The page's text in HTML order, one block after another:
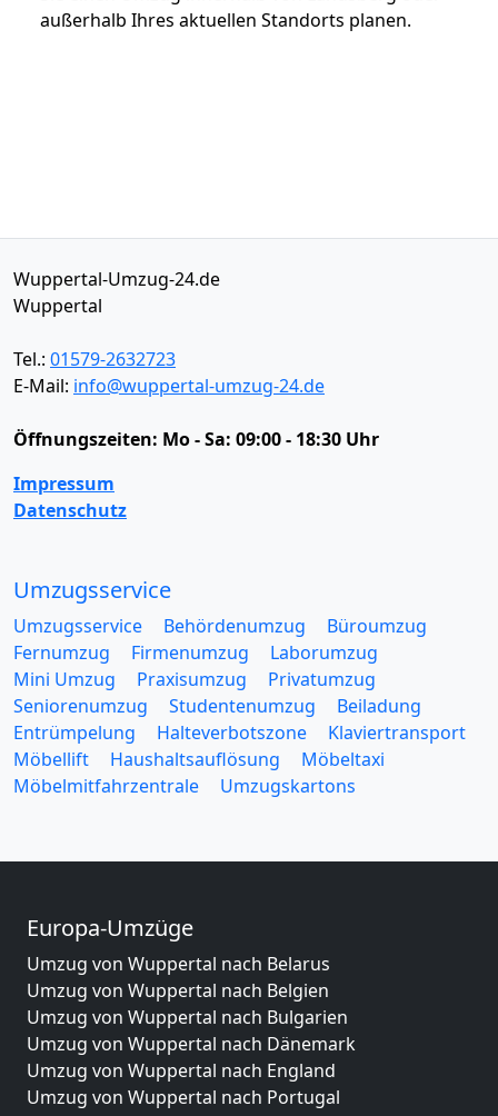
außerhalb Ihres aktuellen Standorts planen.
Wuppertal-Umzug-24.de
Wuppertal
Tel.: 01579-2632723
E-Mail: info@wuppertal-umzug-24.de
Öffnungszeiten: Mo - Sa: 09:00 - 18:30 Uhr
Impressum
Datenschutz
Umzugsservice
Umzugsservice Behördenumzug
Büroumzug
Fernumzug
Firmenumzug
Laborumzug
Mini Umzug
Praxisumzug
Privatumzug
Seniorenumzug
Studentenumzug
Beiladung
Entrümpelung
Halteverbotszone
Klaviertransport
Möbellift
Haushaltsauflösung
Möbeltaxi
Möbelmitfahrzentrale
Umzugskartons
Europa-Umzüge
Umzug von Wuppertal nach Belarus
Umzug von Wuppertal nach Belgien
Umzug von Wuppertal nach Bulgarien
Umzug von Wuppertal nach Dänemark
Umzug von Wuppertal nach England
Umzug von Wuppertal nach Portugal